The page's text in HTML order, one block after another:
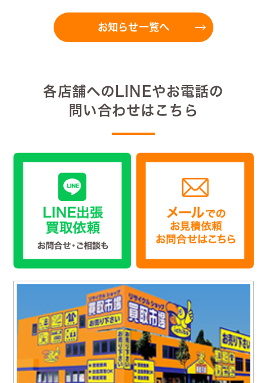
お知らせ一覧へ
各店舗へのLINEやお電話の
問い合わせはこちら